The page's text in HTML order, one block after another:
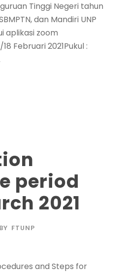
Tinggi Negeri tahun
dan Mandiri UNP
aplikasi zoom
Februari 2021Pukul :
period
2021
BY FTUNP
and Steps for